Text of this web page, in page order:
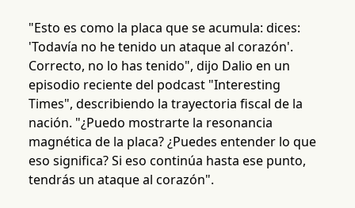
"Esto es como la placa que se acumula: dices:
'Todavía no he tenido un ataque al corazón'.
Correcto, no lo has tenido", dijo Dalio en un
episodio reciente del podcast "Interesting
Times", describiendo la trayectoria fiscal de la
nación. "¿Puedo mostrarte la resonancia
magnética de la placa? ¿Puedes entender lo que
eso significa? Si eso continúa hasta ese punto,
tendrás un ataque al corazón".